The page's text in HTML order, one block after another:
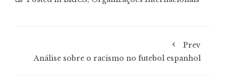
Prev
Análise sobre o racismo no futebol espanhol